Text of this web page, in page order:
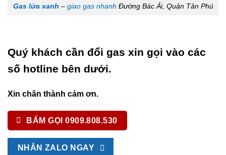
Gas lửa xanh – giao gas nhanh Đường Bác Ái, Quận Tân Phú
Quý khách cần đổi gas xin gọi vào các
số hotline bên dưới.
Xin chân thành cảm ơn.
BẤM GỌI 0909.808.530
NHẮN ZALO NGAY